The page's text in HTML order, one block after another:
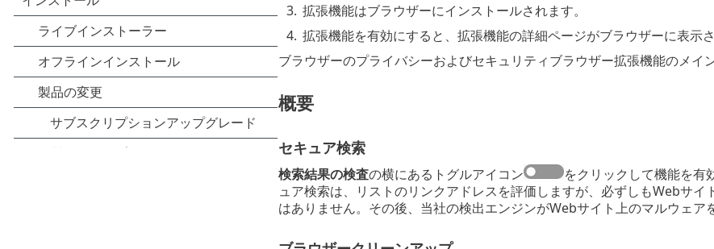
3. 拡張機能はブラウザーにインストールされます。
4. 拡張機能を有効にすると、拡張機能の詳細ページがブラウザーに表示さ
ブラウザーのプライバシーおよびセキュリティブラウザー拡張機能のメイ
概要
セキュア検索
検索結果の検査の横にあるトグルアイコン
をクリックして機能を有
ュア検索は、リストのリンクアドレスを評価しますが、必ずしもWebサ
はありません。その後、当社の検出エンジンがWebサイト上のマルウェア